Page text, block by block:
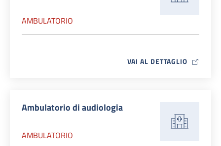
AMBULATORIO
VAI AL DETTAGLIO MAP ICON
Ambulatorio di audiologia
AMBULATORIO